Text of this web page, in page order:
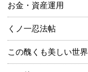
お金・資産運用
くノ一忍法帖
この醜くも美しい世界